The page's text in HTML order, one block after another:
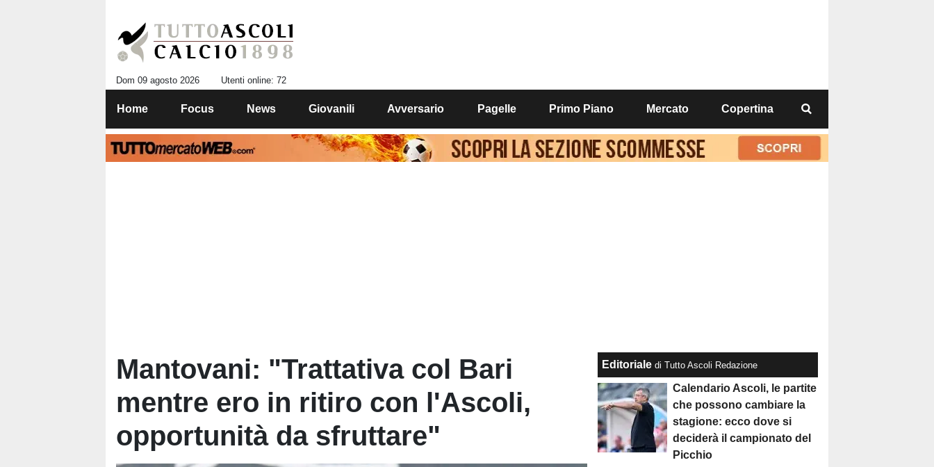
Dom 09 agosto 2026 Utenti online: 72
Home Focus News Giovanili Avversario Pagelle Primo Piano Mercato Copertina
Mantovani: "Trattativa col Bari
mentre ero in ritiro con l'Ascoli,
opportunità da sfruttare"
Editoriale di Tutto Ascoli Redazione
Calendario Ascoli, le partite
che possono cambiare la
stagione: ecco dove si
deciderà il campionato del
Picchio